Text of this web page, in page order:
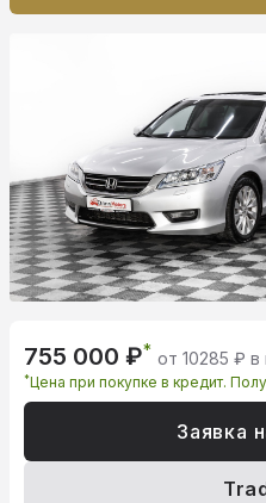
755 000 ₽* от 10285 ₽ в
*Цена при покупке в кредит.
Заявка